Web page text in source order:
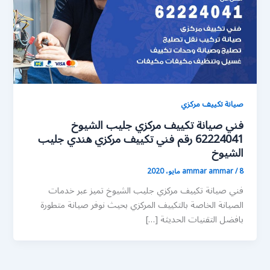
صيانة تكييف مركزي
فني صيانة تكييف مركزي جليب الشيوخ
62224041 رقم فني تكييف مركزي هندي جليب
الشيوخ
ammar ammar/8 مايو، 2020
فني صيانة تكييف مركزي جليب الشيوخ تميز عبر خدمات
الصيانة الخاصة بالتكييف المركزي بحيث نوفر صيانة متطورة
بافضل التقنيات الحديثة […]